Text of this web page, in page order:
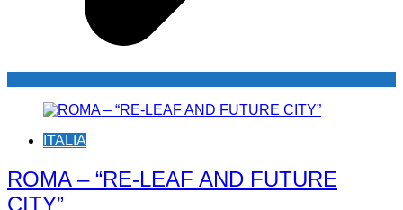
ITALIA
ROMA – “RE-LEAF AND FUTURE
CITY”